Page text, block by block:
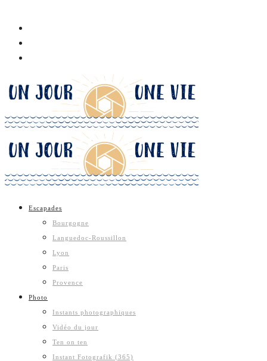
Escapades
Bourgogne
Languedoc-Roussillon
Lyon
Paris
Provence
Photo
Instants photographiques
Vidéo du jour
Ten on ten
Instant Fotografik (365)